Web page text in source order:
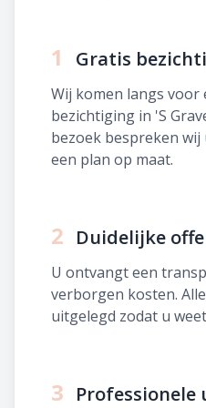
1 Gratis
Wij komen langs voor
bezichtiging in 'S
bezoek bespreken wij
een plan op maat.
2 Duidelijke
U ontvangt een
verborgen kosten.
uitgelegd zodat u
3